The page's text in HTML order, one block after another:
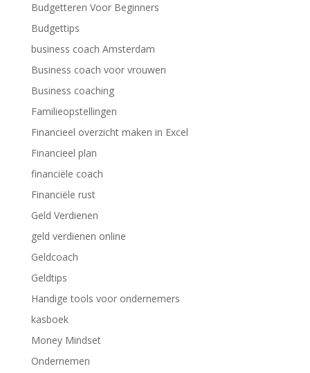
Budgetteren Voor Beginners
Budgettips
business coach Amsterdam
Business coach voor vrouwen
Business coaching
Familieopstellingen
Financieel overzicht maken in Excel
Financieel plan
financiële coach
Financiële rust
Geld Verdienen
geld verdienen online
Geldcoach
Geldtips
Handige tools voor ondernemers
kasboek
Money Mindset
Ondernemen